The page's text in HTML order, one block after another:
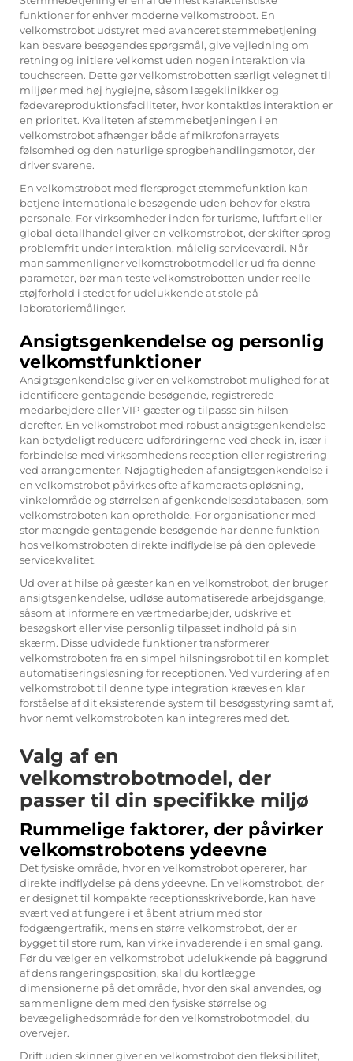
funktioner for enhver moderne velkomstrobot. En
velkomstrobot udstyret med avanceret stemmebetjening
kan besvare besøgendes spørgsmål, give vejledning om
retning og initiere velkomst uden nogen interaktion via
touchscreen. Dette gør velkomstrobotten særligt velegnet til
miljøer med høj hygiejne, såsom lægeklinikker og
fødevareproduktionsfaciliteter, hvor kontaktløs interaktion er
en prioritet. Kvaliteten af stemmebetjeningen i en
velkomstrobot afhænger både af mikrofonarrayets
følsomhed og den naturlige sprogbehandlingsmotor, der
driver svarene.
En velkomstrobot med flersproget stemmefunktion kan
betjene internationale besøgende uden behov for ekstra
personale. For virksomheder inden for turisme, luftfart eller
global detailhandel giver en velkomstrobot, der skifter sprog
problemfrit under interaktion, målelig serviceværdi. Når
man sammenligner velkomstrobotmodeller ud fra denne
parameter, bør man teste velkomstrobotten under reelle
støjforhold i stedet for udelukkende at stole på
laboratoriemålinger.
Ansigtsgenkendelse og personlig
velkomstfunktioner
Ansigtsgenkendelse giver en velkomstrobot mulighed for at
identificere gentagende besøgende, registrerede
medarbejdere eller VIP-gæster og tilpasse sin hilsen
derefter. En velkomstrobot med robust ansigtsgenkendelse
kan betydeligt reducere udfordringerne ved check-in, især i
forbindelse med virksomhedens reception eller registrering
ved arrangementer. Nøjagtigheden af ansigtsgenkendelse i
en velkomstrobot påvirkes ofte af kameraets opløsning,
vinkelområde og størrelsen af genkendelsesdatabasen, som
velkomstroboten kan opretholde. For organisationer med
stor mængde gentagende besøgende har denne funktion
hos velkomstroboten direkte indflydelse på den oplevede
servicekvalitet.
Ud over at hilse på gæster kan en velkomstrobot, der bruger
ansigtsgenkendelse, udløse automatiserede arbejdsgange,
såsom at informere en værtmedarbejder, udskrive et
besøgskort eller vise personlig tilpasset indhold på sin
skærm. Disse udvidede funktioner transformerer
velkomstroboten fra en simpel hilsningsrobot til en komplet
automatiseringsløsning for receptionen. Ved vurdering af en
velkomstrobot til denne type integration kræves en klar
forståelse af dit eksisterende system til besøgsstyring samt af,
hvor nemt velkomstroboten kan integreres med det.
Valg af en
velkomstrobotmodel, der
passer til din specifikke miljø
Rummelige faktorer, der påvirker
velkomstrobotens ydeevne
Det fysiske område, hvor en velkomstrobot opererer, har
direkte indflydelse på dens ydeevne. En velkomstrobot, der
er designet til kompakte receptionsskriveborde, kan have
svært ved at fungere i et åbent atrium med stor
fodgængertrafik, mens en større velkomstrobot, der er
bygget til store rum, kan virke invaderende i en smal gang.
Før du vælger en velkomstrobot udelukkende på baggrund
af dens rangeringsposition, skal du kortlægge
dimensionerne på det område, hvor den skal anvendes, og
sammenligne dem med den fysiske størrelse og
bevægelighedsområde for den velkomstrobotmodel, du
overvejer.
Drift uden skinner giver en velkomstrobot den fleksibilitet,